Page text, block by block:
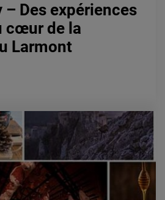
– Des expériences
cœur de la
Larmont
par
préservé et ses paysages
à toutes vos envies